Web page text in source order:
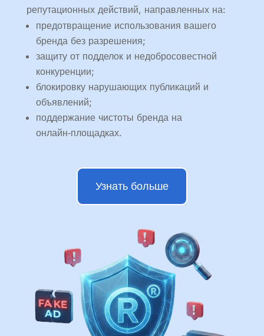
репутационных действий, направленных на:
предотвращение использования вашего
бренда без разрешения;
защиту от подделок и недобросовестной
конкуренции;
блокировку нарушающих публикаций и
объявлений;
поддержание чистоты бренда на
онлайн‑площадках.
Узнать больше